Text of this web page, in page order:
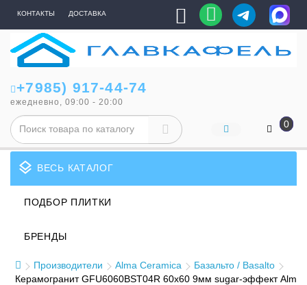
КОНТАКТЫ ДОСТАВКА
+7985) 917-44-74
ежедневно, 09:00 - 20:00
0
layers ВЕСЬ КАТАЛОГ
ПОДБОР ПЛИТКИ
БРЕНДЫ
Производители Alma Ceramica
Базальто / Basalto
Керамогранит GFU6060BST04R 60x60 9мм sugar-эффект Alma